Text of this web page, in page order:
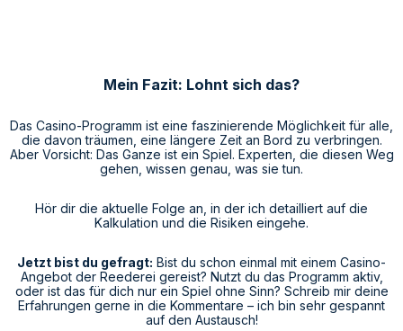
Mein Fazit: Lohnt sich das?
Das Casino-Programm ist eine faszinierende Möglichkeit für alle,
die davon träumen, eine längere Zeit an Bord zu verbringen.
Aber Vorsicht: Das Ganze ist ein Spiel. Experten, die diesen Weg
gehen, wissen genau, was sie tun.
Hör dir die aktuelle Folge an, in der ich detailliert auf die
Kalkulation und die Risiken eingehe.
Jetzt bist du gefragt: Bist du schon einmal mit einem Casino-
Angebot der Reederei gereist? Nutzt du das Programm aktiv,
oder ist das für dich nur ein Spiel ohne Sinn? Schreib mir deine
Erfahrungen gerne in die Kommentare – ich bin sehr gespannt
auf den Austausch!